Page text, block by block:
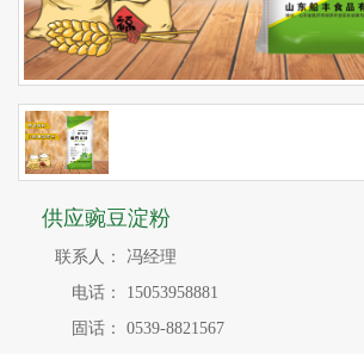
供应豌豆淀粉
联系人：
冯经理
电话：
15053958881
固话：
0539-8821567